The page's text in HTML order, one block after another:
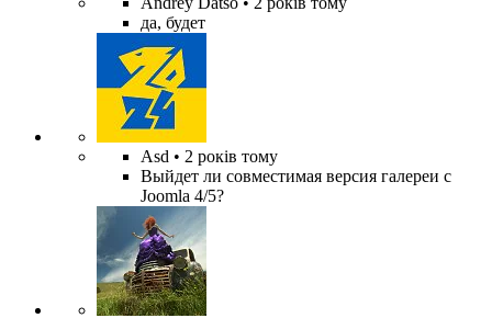
да, будет
Asd • 2 років тому
Выйдет ли совместимая версия галереи с
Joomla 4/5?